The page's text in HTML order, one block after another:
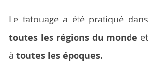
toutes les régions du monde et
à toutes les époques.